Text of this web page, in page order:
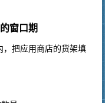
窗口期
把应用商店的货架填